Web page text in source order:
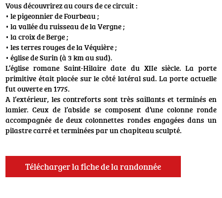
Vous découvrirez au cours de ce circuit :
• le pigeonnier de Fourbeau ;
• la vallée du ruisseau de la Vergne ;
• la croix de Berge ;
• les terres rouges de la Véquière ;
• église de Surin (à 3 km au sud).
L’église romane Saint-Hilaire date du XIIe siècle. La porte
primitive était placée sur le côté latéral sud. La porte actuelle
fut ouverte en 1775.
A l’extérieur, les contreforts sont très saillants et terminés en
lamier. Ceux de l’abside se composent d’une colonne ronde
accompagnée de deux colonnettes rondes engagées dans un
pilastre carré et terminées par un chapiteau sculpté.
Télécharger la fiche de la randonnée